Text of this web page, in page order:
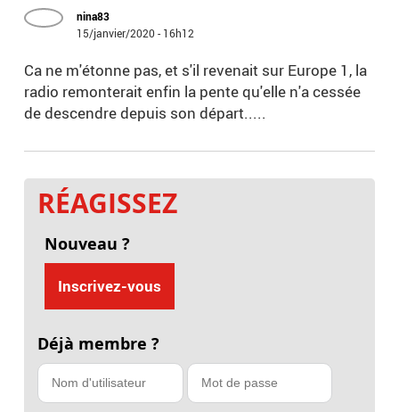
nina83
15/janvier/2020 - 16h12
Ca ne m'étonne pas, et s'il revenait sur Europe 1, la
radio remonterait enfin la pente qu'elle n'a cessée
de descendre depuis son départ.....
RÉAGISSEZ
Nouveau ?
Inscrivez-vous
Déjà membre ?